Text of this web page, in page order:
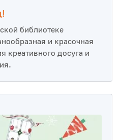
библиотеке
и красочная
креативного досуга и